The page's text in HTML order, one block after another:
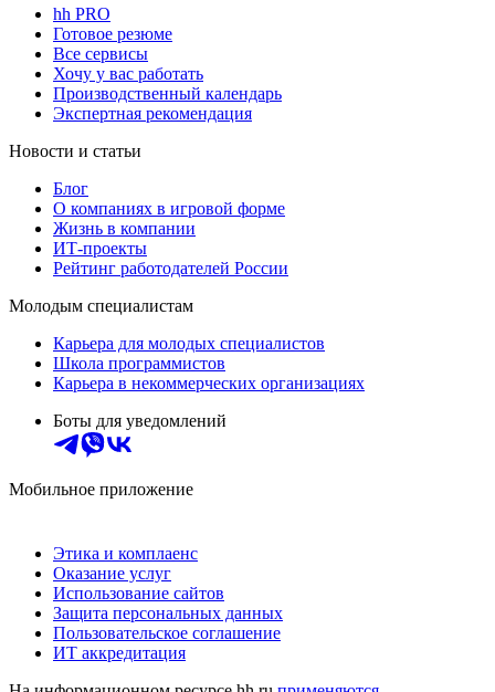
hh PRO
Готовое резюме
Все сервисы
Хочу у вас работать
Производственный календарь
Экспертная рекомендация
Новости и статьи
Блог
О компаниях в игровой форме
Жизнь в компании
ИТ-проекты
Рейтинг работодателей России
Молодым специалистам
Карьера для молодых специалистов
Школа программистов
Карьера в некоммерческих организациях
Боты для уведомлений
Мобильное приложение
Этика и комплаенс
Оказание услуг
Использование сайтов
Защита персональных данных
Пользовательское соглашение
ИТ аккредитация